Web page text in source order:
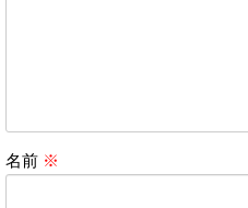
名前 ※